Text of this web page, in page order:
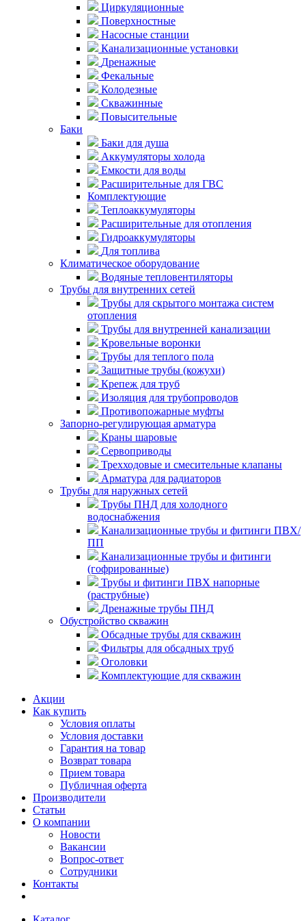
Циркуляционные
Поверхностные
Насосные станции
Канализационные установки
Дренажные
Фекальные
Колодезные
Скважинные
Повысительные
Баки
Баки для душа
Аккумуляторы холода
Емкости для воды
Расширительные для ГВС
Комплектующие
Теплоаккумуляторы
Расширительные для отопления
Гидроаккумуляторы
Для топлива
Климатическое оборудование
Водяные тепловентиляторы
Трубы для внутренних сетей
Трубы для скрытого монтажа систем
отопления
Трубы для внутренней канализации
Кровельные воронки
Трубы для теплого пола
Защитные трубы (кожухи)
Крепеж для труб
Изоляция для трубопроводов
Противопожарные муфты
Запорно-регулирующая арматура
Краны шаровые
Сервоприводы
Трехходовые и смесительные клапаны
Арматура для радиаторов
Трубы для наружных сетей
Трубы ПНД для холодного
водоснабжения
Канализационные трубы и фитинги ПВХ/
ПП
Канализационные трубы и фитинги
(гофрированные)
Трубы и фитинги ПВХ напорные
(раструбные)
Дренажные трубы ПНД
Обустройство скважин
Обсадные трубы для скважин
Фильтры для обсадных труб
Оголовки
Комплектующие для скважин
Акции
Как купить
Условия оплаты
Условия доставки
Гарантия на товар
Возврат товара
Прием товара
Публичная оферта
Производители
Статьи
О компании
Новости
Вакансии
Вопрос-ответ
Сотрудники
Контакты